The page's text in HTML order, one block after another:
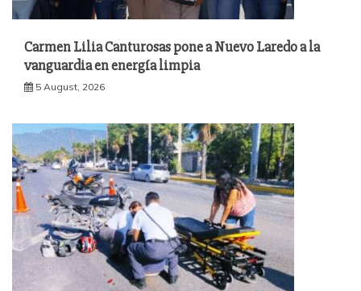
Carmen Lilia Canturosas pone a Nuevo Laredo a la
vanguardia en energía limpia
5 August, 2026